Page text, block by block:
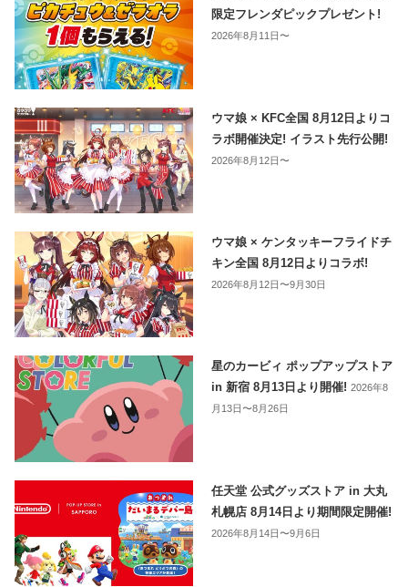
限定フレンダピックプレゼント!
2026年8月11日〜
ウマ娘 × KFC全国 8月12日よりコ
ラボ開催決定! イラスト先行公開!
2026年8月12日〜
ウマ娘 × ケンタッキーフライドチ
キン全国 8月12日よりコラボ!
2026年8月12日〜9月30日
星のカービィ ポップアップストア
in 新宿 8月13日より開催!2026年8
月13日〜8月26日
任天堂 公式グッズストア in 大丸
札幌店 8月14日より期間限定開催!
2026年8月14日〜9月6日